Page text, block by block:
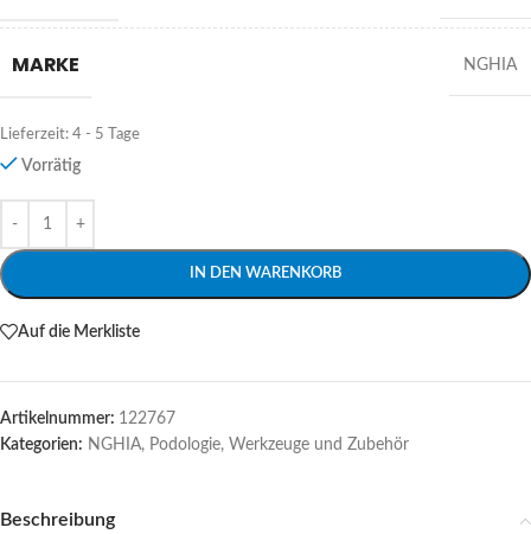
MARKE NGHIA
Lieferzeit: 4 - 5 Tage
Vorrätig
IN DEN WARENKORB
Alternative:
Auf die Merkliste
Artikelnummer: 122767
Kategorien: NGHIA, Podologie, Werkzeuge und Zubehör
Beschreibung